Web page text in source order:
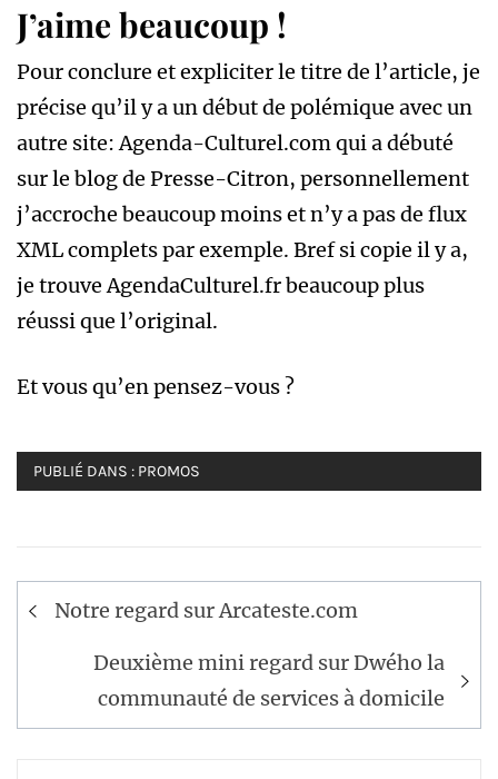
J’aime beaucoup !
Pour conclure et expliciter le titre de l’article, je
précise qu’il y a un début de polémique avec un
autre site: Agenda-Culturel.com qui a débuté
sur le blog de Presse-Citron, personnellement
j’accroche beaucoup moins et n’y a pas de flux
XML complets par exemple. Bref si copie il y a,
je trouve AgendaCulturel.fr beaucoup plus
réussi que l’original.
Et vous qu’en pensez-vous ?
PUBLIÉ DANS : PROMOS
Navigation
l’article
Notre regard sur Arcateste.com
Deuxième mini regard sur Dwého la
communauté de services à domicile